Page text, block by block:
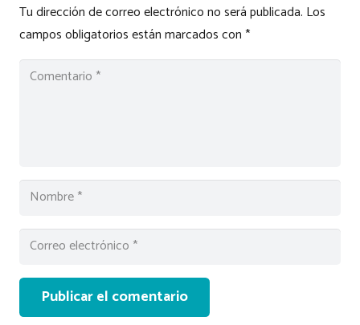
Tu dirección de correo electrónico no será publicada. Los
campos obligatorios están marcados con*
Publicar el comentario